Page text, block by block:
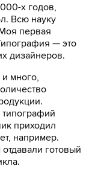
х годов,
Всю науку
первая
— это
дизайнеров.
много,
типографий
приходил
например.
готовый